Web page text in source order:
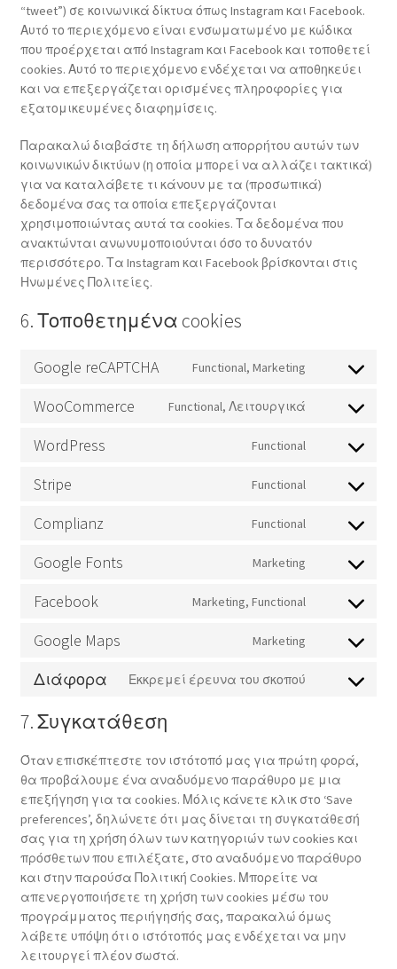
“tweet”) σε κοινωνικά δίκτυα όπως Instagram και Facebook.
Αυτό το περιεχόμενο είναι ενσωματωμένο με κώδικα
που προέρχεται από Instagram και Facebook και τοποθετεί
cookies. Αυτό το περιεχόμενο ενδέχεται να αποθηκεύει
και να επεξεργάζεται ορισμένες πληροφορίες για
εξατομικευμένες διαφημίσεις.
Παρακαλώ διαβάστε τη δήλωση απορρήτου αυτών των
κοινωνικών δικτύων (η οποία μπορεί να αλλάζει τακτικά)
για να καταλάβετε τι κάνουν με τα (προσωπικά)
δεδομένα σας τα οποία επεξεργάζονται
χρησιμοποιώντας αυτά τα cookies. Τα δεδομένα που
ανακτώνται ανωνυμοποιούνται όσο το δυνατόν
περισσότερο. Τα Instagram και Facebook βρίσκονται στις
Ηνωμένες Πολιτείες.
6. Τοποθετημένα cookies
Google reCAPTCHA Functional, Marketing
Consent
service
recaptcha
WooCommerce Functional, Λειτουργικά
Consent
service
WordPress Functional
Consent
service
Stripe Functional
Consent
service
Complianz Functional
Consent
service
Google Fonts Marketing
Consent
service
Facebook Marketing, Functional
Consent
service
Google Maps Marketing
Consent
service
Διάφορα Εκκρεμεί έρευνα του σκοπού
Consent
7. Συγκατάθεση
Όταν επισκέπτεστε τον ιστότοπό μας για πρώτη φορά,
θα προβάλουμε ένα αναδυόμενο παράθυρο με μια
επεξήγηση για τα cookies. Μόλις κάνετε κλικ στο ‘Save
preferences’, δηλώνετε ότι μας δίνεται τη συγκατάθεσή
σας για τη χρήση όλων των κατηγοριών των cookies και
πρόσθετων που επιλέξατε, στο αναδυόμενο παράθυρο
και στην παρούσα Πολιτική Cookies. Μπορείτε να
απενεργοποιήσετε τη χρήση των cookies μέσω του
προγράμματος περιήγησής σας, παρακαλώ όμως
λάβετε υπόψη ότι ο ιστότοπός μας ενδέχεται να μην
λειτουργεί πλέον σωστά.